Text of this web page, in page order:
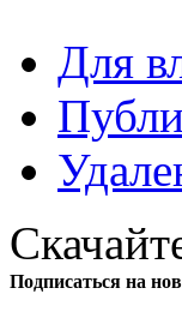
Для
Подписаться на